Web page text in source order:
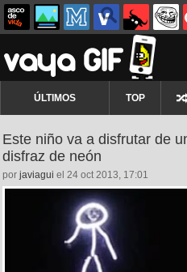
ÚLTIMOS TOP
Este niño va a disfrutar de
disfraz de neón
por javiagui el 24 oct 2013, 17:01